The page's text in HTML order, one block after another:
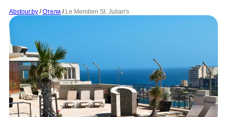
Abstour.by / Отели / Le Meridien St. Julian's